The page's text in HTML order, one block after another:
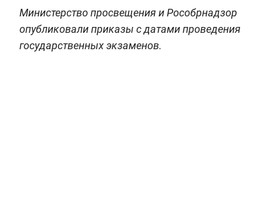
​​Министерство просвещения и Рособрнадзор
опубликовали приказы с датами проведения
государственных экзаменов.